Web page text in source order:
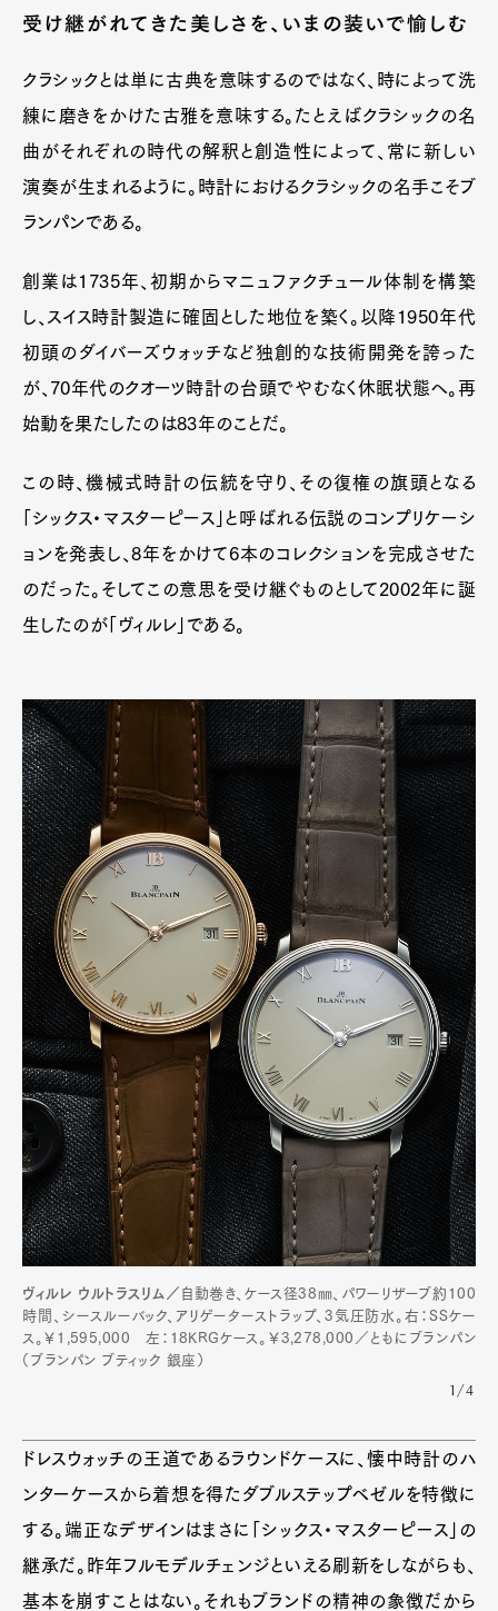
Art&Design WatchFashion
ProductCultureLifestyle
Official Columnist
About
受け継がれてきた美しさを、いまの装いで愉しむ
クラシックとは単に古典を意味するのではなく、時によって洗
練に磨きをかけた古雅を意味する。たとえばクラシックの名
曲がそれぞれの時代の解釈と創造性によって、常に新しい
演奏が生まれるように。時計におけるクラシックの名手こそブ
ランパンである。
創業は1735年、初期からマニュファクチュール体制を構築
し、スイス時計製造に確固とした地位を築く。以降1950年代
初頭のダイバーズウォッチなど独創的な技術開発を誇った
が、70年代のクオーツ時計の台頭でやむなく休眠状態へ。再
始動を果たしたのは83年のことだ。
この時、機械式時計の伝統を守り、その復権の旗頭となる
「シックス・マスターピース」と呼ばれる伝説のコンプリケーシ
ョンを発表し、8年をかけて6本のコレクションを完成させた
のだった。そしてこの意思を受け継ぐものとして2002年に誕
生したのが「ヴィルレ」である。
ヴィルレ ウルトラスリム／ 自動巻き、ケース径38㎜、パワーリザーブ約100
時間、シースルーバック、アリゲーターストラップ、3気圧防水。右：SSケー
ス。￥1,595,000 左：18KRGケース。￥3,278,000／ともにブランパン
（ブランパン ブティック 銀座）
1/4
ドレスウォッチの王道であるラウンドケースに、懐中時計のハ
ンターケースから着想を得たダブルステップベゼルを特徴に
する。端正なデザインはまさに「シックス・マスターピース」の
継承だ。昨年フルモデルチェンジといえる刷新をしながらも、
基本を崩すことはない。それもブランドの精神の象徴だから